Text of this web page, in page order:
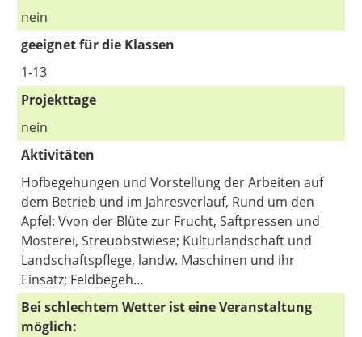
nein
geeignet für die Klassen
1-13
Projekttage
nein
Aktivitäten
Hofbegehungen und Vorstellung der Arbeiten auf
dem Betrieb und im Jahresverlauf, Rund um den
Apfel: Vvon der Blüte zur Frucht, Saftpressen und
Mosterei, Streuobstwiese; Kulturlandschaft und
Landschaftspflege, landw. Maschinen und ihr
Einsatz; Feldbegeh…
Bei schlechtem Wetter ist eine Veranstaltung
möglich: